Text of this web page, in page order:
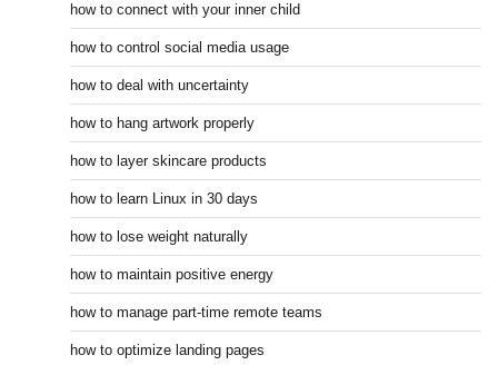
how to connect with your inner child
how to control social media usage
how to deal with uncertainty
how to hang artwork properly
how to layer skincare products
how to learn Linux in 30 days
how to lose weight naturally
how to maintain positive energy
how to manage part-time remote teams
how to optimize landing pages